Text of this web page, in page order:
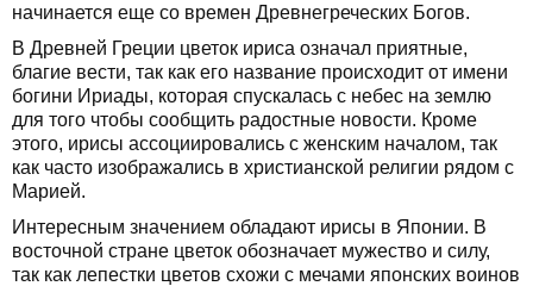
начинается еще со времен Древнегреческих Богов.
В Древней Греции цветок ириса означал приятные,
благие вести, так как его название происходит от имени
богини Ириады, которая спускалась с небес на землю
для того чтобы сообщить радостные новости. Кроме
этого, ирисы ассоциировались с женским началом, так
как часто изображались в христианской религии рядом с
Марией.
Интересным значением обладают ирисы в Японии. В
восточной стране цветок обозначает мужество и силу,
так как лепестки цветов схожи с мечами японских воинов